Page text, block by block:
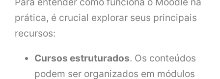
prática, é crucial explorar seus principais
recursos:
Cursos estruturados. Os conteúdos
podem ser organizados em módulos